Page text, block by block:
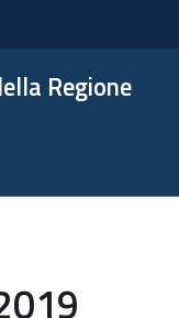
Regione